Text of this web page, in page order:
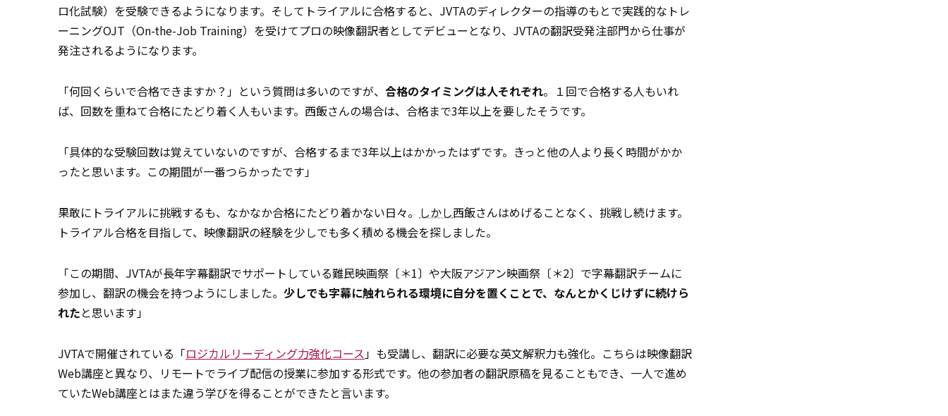
ロ化試験）を受験できるようになります。そしてトライアルに合格すると、JVTAのディレクターの指導のもとで実践的なトレ
ーニングOJT（On-the-Job Training）を受けてプロの映像翻訳者としてデビューとなり、JVTAの翻訳受発注部門から仕事が
発注されるようになります。
「何回くらいで合格できますか？」という質問は多いのですが、 合格のタイミングは人それぞれ。１回で合格する人もいれ
ば、回数を重ねて合格にたどり着く人もいます。西飯さんの場合は、合格まで3年以上を要したそうです。
「具体的な受験回数は覚えていないのですが、合格するまで3年以上はかかったはずです。きっと他の人より長く時間がかか
ったと思います。この期間が一番つらかったです」
果敢にトライアルに挑戦するも、なかなか合格にたどり着かない日々。 しかし西飯さんはめげることなく、挑戦し続けます。
トライアル合格を目指して、映像翻訳の経験を少しでも多く積める機会を探しました。
「この期間、JVTAが長年字幕翻訳でサポートしている難民映画祭〔＊1〕や大阪アジアン映画祭〔＊2〕で字幕翻訳チームに
参加し、翻訳の機会を持つようにしました。 少しでも字幕に触れられる環境に自分を置くことで、なんとかくじけずに続けら
れたと思います」
JVTAで開催されている「ロジカルリーディング力強化コース」も受講し、翻訳に必要な英文解釈力も強化。こちらは映像翻訳
Web講座と異なり、リモートでライブ配信の授業に参加する形式です。他の参加者の翻訳原稿を見ることもでき、一人で進め
ていたWeb講座とはまた違う学びを得ることができたと言います。